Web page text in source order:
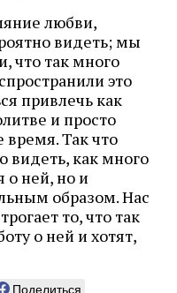
любви,
видеть; мы
что так много
это
привлечь как
и просто
время. Так что
видеть, как много
о ней, но и
образом. Нас
то, что так
о ней и хотят,
Поделиться